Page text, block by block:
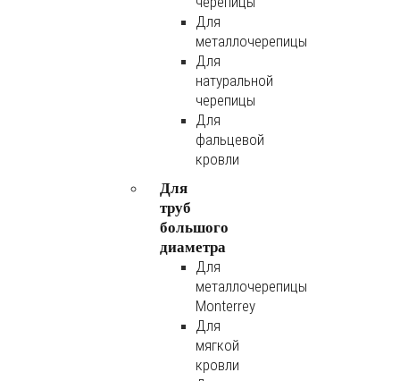
Для
металлочерепицы
Для
натуральной
черепицы
Для
фальцевой
кровли
Для
труб
большого
диаметра
Для
металлочерепицы
Monterrey
Для
мягкой
кровли